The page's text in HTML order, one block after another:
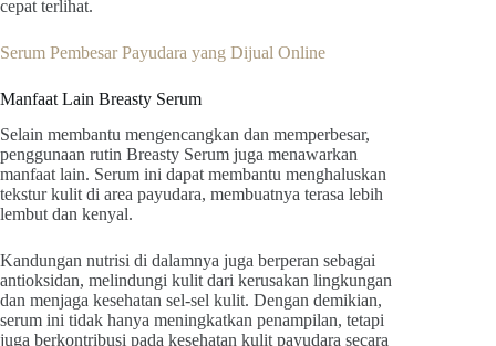
cepat terlihat.
Serum Pembesar Payudara yang Dijual Online
Manfaat Lain Breasty Serum
Selain membantu mengencangkan dan memperbesar,
penggunaan rutin Breasty Serum juga menawarkan
manfaat lain. Serum ini dapat membantu menghaluskan
tekstur kulit di area payudara, membuatnya terasa lebih
lembut dan kenyal.
Kandungan nutrisi di dalamnya juga berperan sebagai
antioksidan, melindungi kulit dari kerusakan lingkungan
dan menjaga kesehatan sel-sel kulit. Dengan demikian,
serum ini tidak hanya meningkatkan penampilan, tetapi
juga berkontribusi pada kesehatan kulit payudara secara